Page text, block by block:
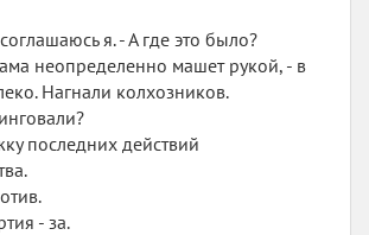
я. - А где это было?
неопределенно машет рукой, - в
Нагнали колхозников.
последних действий
- за.